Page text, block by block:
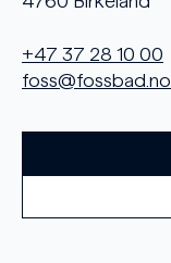
+47 37 28 10 00
foss@fossbad.no